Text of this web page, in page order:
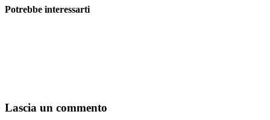
Potrebbe interessarti
Lascia un commento